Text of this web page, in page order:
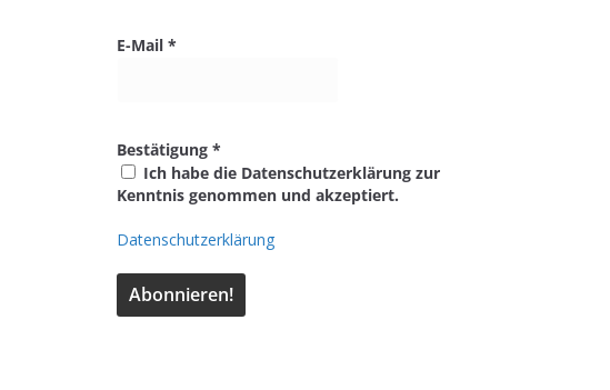
E-Mail *
Bestätigung *
Ich habe die Datenschutzerklärung zur
Kenntnis genommen und akzeptiert.
Datenschutzerklärung